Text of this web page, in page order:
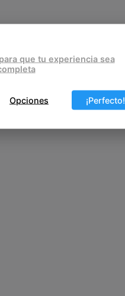
que tu experiencia sea
¡Perfecto!
Opciones